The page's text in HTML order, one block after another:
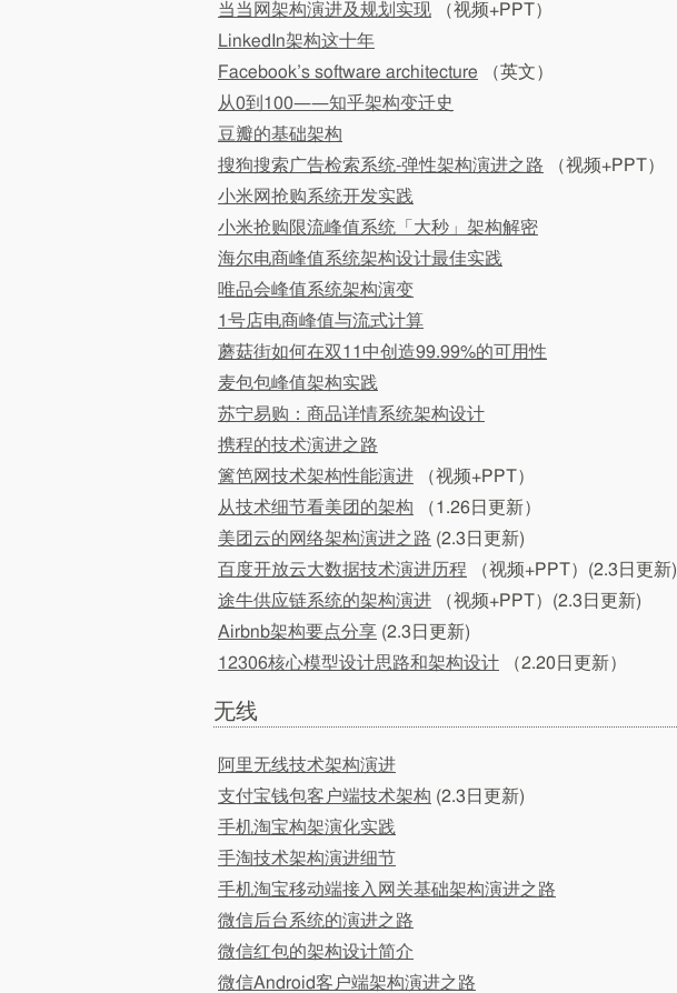
当当网架构演进及规划实现
（视频+PPT）
LinkedIn架构这十年
Facebook’s software architecture
（英文）
从0到100——知乎架构变迁史
豆瓣的基础架构
搜狗搜索广告检索系统-弹性架构演进之路
（视频+PPT）
小米网抢购系统开发实践
小米抢购限流峰值系统「大秒」架构解密
海尔电商峰值系统架构设计最佳实践
唯品会峰值系统架构演变
1号店电商峰值与流式计算
蘑菇街如何在双11中创造99.99%的可用性
麦包包峰值架构实践
苏宁易购：商品详情系统架构设计
携程的技术演进之路
篱笆网技术架构性能演进
（视频+PPT）
从技术细节看美团的架构
（1.26日更新）
美团云的网络架构演进之路 (2.3日更新)
百度开放云大数据技术演进历程
（视频+PPT）(2.3日更新)
途牛供应链系统的架构演进
（视频+PPT）(2.3日更新)
Airbnb架构要点分享 (2.3日更新)
12306核心模型设计思路和架构设计
（2.20日更新）
无线
阿里无线技术架构演进
支付宝钱包客户端技术架构 (2.3日更新)
手机淘宝构架演化实践
手淘技术架构演进细节
手机淘宝移动端接入网关基础架构演进之路
微信后台系统的演进之路
微信红包的架构设计简介
微信Android客户端架构演进之路